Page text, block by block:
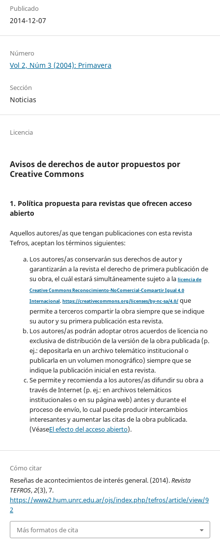
Publicado
2014-12-07
Número
Vol 2, Núm 3 (2004): Primavera
Sección
Noticias
Licencia
Avisos de derechos de autor propuestos por
Creative Commons
1. Política propuesta para revistas que ofrecen acceso
abierto
Aquellos autores/as que tengan publicaciones con esta revista
Tefros, aceptan los términos siguientes:
Los autores/as conservarán sus derechos de autor y
garantizarán a la revista el derecho de primera publicación de
su obra, el cuál estará simultáneamente sujeto a la licencia de
Creative Commons Reconocimiento-NoComercial-Compartir Igual 4.0
Internacional. https://creativecommons.org/licenses/by-nc-sa/4.0/que
permite a terceros compartir la obra siempre que se indique
su autor y su primera publicación esta revista.
Los autores/as podrán adoptar otros acuerdos de licencia no
exclusiva de distribución de la versión de la obra publicada (p.
ej.: depositarla en un archivo telemático institucional o
publicarla en un volumen monográfico) siempre que se
indique la publicación inicial en esta revista.
Se permite y recomienda a los autores/as difundir su obra a
través de Internet (p. ej.: en archivos telemáticos
institucionales o en su página web) antes y durante el
proceso de envío, lo cual puede producir intercambios
interesantes y aumentar las citas de la obra publicada.
(VéaseEl efecto del acceso abierto).
Cómo citar
Reseñas de acontecimientos de interés general. (2014).Revista
TEFROS,2(3), 7.
https://www2.hum.unrc.edu.ar/ojs/index.php/tefros/article/view/9
2
Más formatos de cita